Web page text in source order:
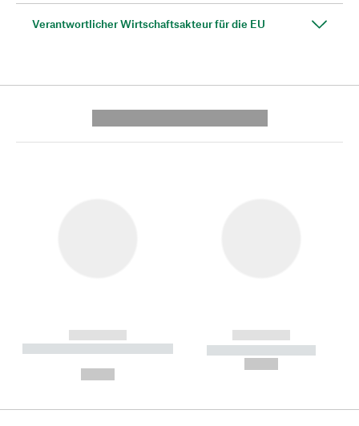
Verantwortlicher Wirtschaftsakteur für die EU
------------
----------- ----------- --------
------------
----------- -----------